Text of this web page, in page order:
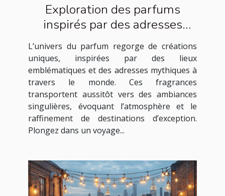
Exploration des parfums
inspirés par des adresses
célèbres
L’univers du parfum regorge de créations
uniques, inspirées par des lieux
emblématiques et des adresses mythiques à
travers le monde. Ces fragrances
transportent aussitôt vers des ambiances
singulières, évoquant l’atmosphère et le
raffinement de destinations d’exception.
Plongez dans un voyage...